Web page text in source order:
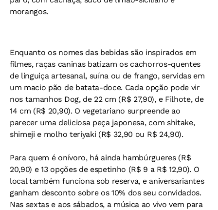
morangos.
Enquanto os nomes das bebidas são inspirados em
filmes, raças caninas batizam os cachorros-quentes
de linguiça artesanal, suína ou de frango, servidas em
um macio pão de batata-doce. Cada opção pode vir
nos tamanhos Dog, de 22 cm (R$ 27,90), e Filhote, de
14 cm (R$ 20,90). O vegetariano surpreende ao
parecer uma deliciosa peça japonesa, com shitake,
shimeji e molho teriyaki (R$ 32,90 ou R$ 24,90).
Para quem é onívoro, há ainda hambúrgueres (R$
20,90) e 13 opções de espetinho (R$ 9 a R$ 12,90). O
local também funciona sob reserva, e aniversariantes
ganham desconto sobre os 10% dos seu convidados.
Nas sextas e aos sábados, a música ao vivo vem para